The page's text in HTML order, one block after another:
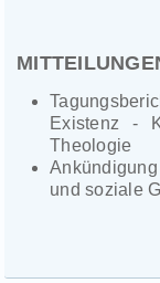
Existenz -
Theologie
und soziale